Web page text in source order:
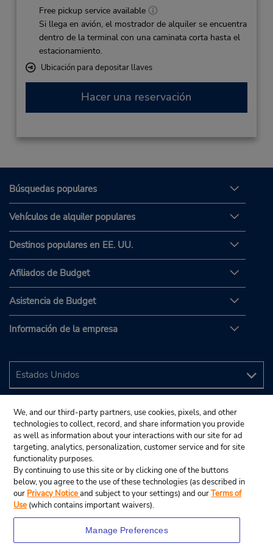
Free pickup service available
Si llega en avión, el mostrador de alquiler se encuentra
dentro de la terminal con una caminata corta hasta el
estacionamiento.
Ubicación para depositar llaves
Hacer una reservación
Búsquedas populares
Vehículos de alquiler populares
Destinos populares en EE. UU.
Afiliados de Budget
Asistencia de Budget
Información de la empresa
We, and our third-party partners, use cookies, pixels, and other
technologies to collect, record, and share information you provide
as well as information about your interactions with our site for ad
targeting, analytics, personalization, customer service and for site
functionality purposes.
By continuing to use this site or by clicking one of the buttons
below, you agree to the use of these technologies (as described in
our Privacy Noticeand subject to your settings) and ourTerms of
Use (which contains important waivers).
Manage Preferences